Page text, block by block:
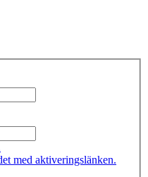
med aktiveringslänken.